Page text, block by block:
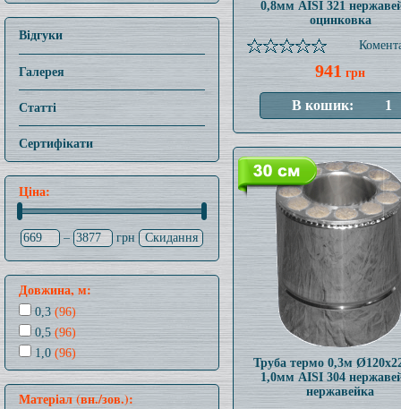
Відгуки
Галерея
Статті
Сертифікати
Ціна:
– грн
Довжина, м:
0,3 (96)
0,5(96)
1,0 (96)
Матеріал (вн./зов.):
0,8мм AISI 321
оцинковка
941 грн
Труба термо 0,3м
1,0мм AISI 304
нержавейка